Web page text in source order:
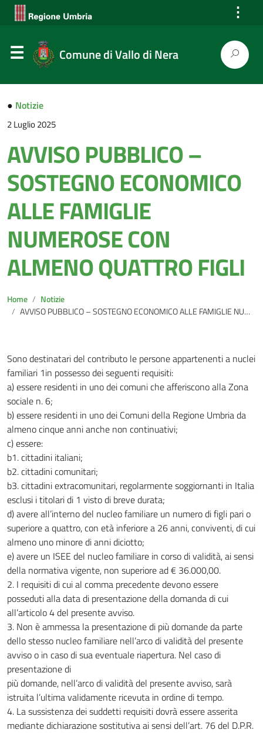
⋮
Comune di Vallo di Nera
● Notizie
2 Luglio 2025
AVVISO PUBBLICO –
SOSTEGNO ECONOMICO
ALLE FAMIGLIE
NUMEROSE CON
ALMENO QUATTRO FIGLI
Home
Notizie
AVVISO PUBBLICO – SOSTEGNO ECONOMICO ALLE FAMIGLIE NUMEROSE CON ALMENO QUATTRO FIGLI
Sono destinatari del contributo le persone appartenenti a nuclei
familiari 1in possesso dei seguenti requisiti:
a) essere residenti in uno dei comuni che afferiscono alla Zona
sociale n. 6;
b) essere residenti in uno dei Comuni della Regione Umbria da
almeno cinque anni anche non continuativi;
c) essere:
b1. cittadini italiani;
b2. cittadini comunitari;
b3. cittadini extracomunitari, regolarmente soggiornanti in Italia
esclusi i titolari di 1 visto di breve durata;
d) avere all’interno del nucleo familiare un numero di figli pari o
superiore a quattro, con età inferiore a 26 anni, conviventi, di cui
almeno uno minore di anni diciotto;
e) avere un ISEE del nucleo familiare in corso di validità, ai sensi
della normativa vigente, non superiore ad € 36.000,00.
2. I requisiti di cui al comma precedente devono essere
posseduti alla data di presentazione della domanda di cui
all’articolo 4 del presente avviso.
3. Non è ammessa la presentazione di più domande da parte
dello stesso nucleo familiare nell’arco di validità del presente
avviso o in caso di sua eventuale riapertura. Nel caso di
presentazione di
più domande, nell’arco di validità del presente avviso, sarà
istruita l’ultima validamente ricevuta in ordine di tempo.
4. La sussistenza dei suddetti requisiti dovrà essere asserita
mediante dichiarazione sostitutiva ai sensi dell’art. 76 del D.P.R.